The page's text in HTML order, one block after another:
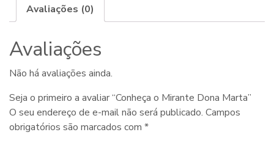
Avaliações (0)
Avaliações
Não há avaliações ainda.
Seja o primeiro a avaliar “Conheça o Mirante Dona Marta”
O seu endereço de e-mail não será publicado. Campos
obrigatórios são marcados com *